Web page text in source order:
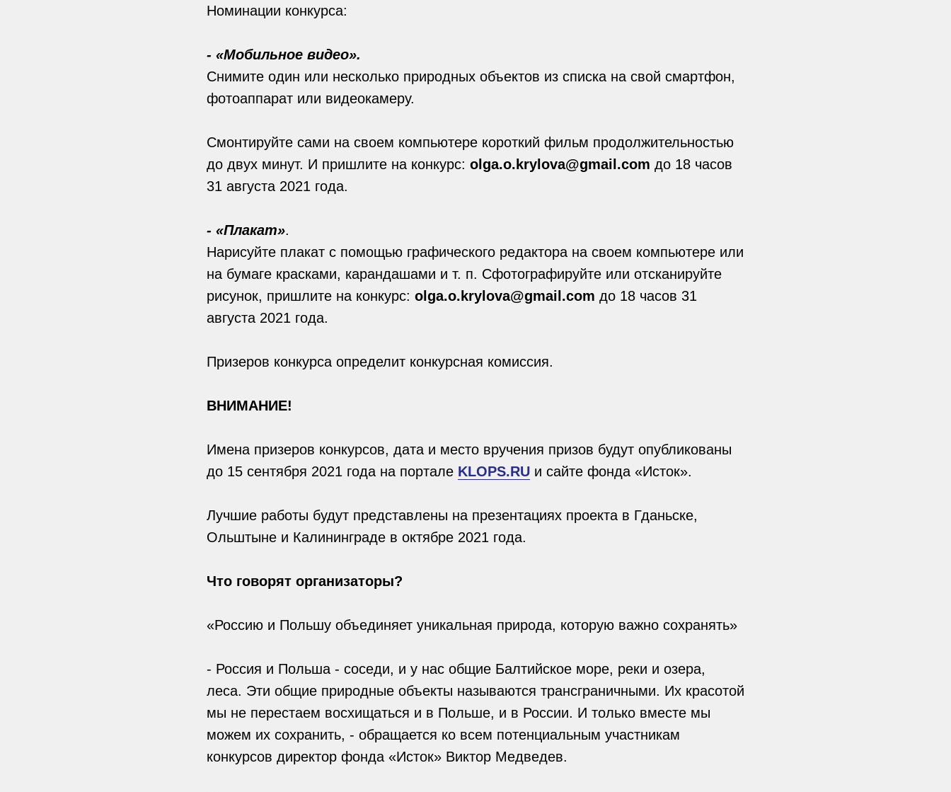
Номинации конкурса:
- «Мобильное видео».
Снимите один или несколько природных объектов из списка на свой смартфон,
фотоаппарат или видеокамеру.
Смонтируйте сами на своем компьютере короткий фильм продолжительностью
до двух минут. И пришлите на конкурс: olga.o.krylova@gmail.com до 18 часов
31 августа 2021 года.
- «Плакат».
Нарисуйте плакат с помощью графического редактора на своем компьютере или
на бумаге красками, карандашами и т. п. Сфотографируйте или отсканируйте
рисунок, пришлите на конкурс: olga.o.krylova@gmail.com до 18 часов 31
августа 2021 года.
Призеров конкурса определит конкурсная комиссия.
ВНИМАНИЕ!
Имена призеров конкурсов, дата и место вручения призов будут опубликованы
до 15 сентября 2021 года на портале KLOPS.RU и сайте фонда «Исток».
Лучшие работы будут представлены на презентациях проекта в Гданьске,
Ольштыне и Калининграде в октябре 2021 года.
Что говорят организаторы?
«Россию и Польшу объединяет уникальная природа, которую важно сохранять»
- Россия и Польша - соседи, и у нас общие Балтийское море, реки и озера,
леса. Эти общие природные объекты называются трансграничными. Их красотой
мы не перестаем восхищаться и в Польше, и в России. И только вместе мы
можем их сохранить, - обращается ко всем потенциальным участникам
конкурсов директор фонда «Исток» Виктор Медведев.